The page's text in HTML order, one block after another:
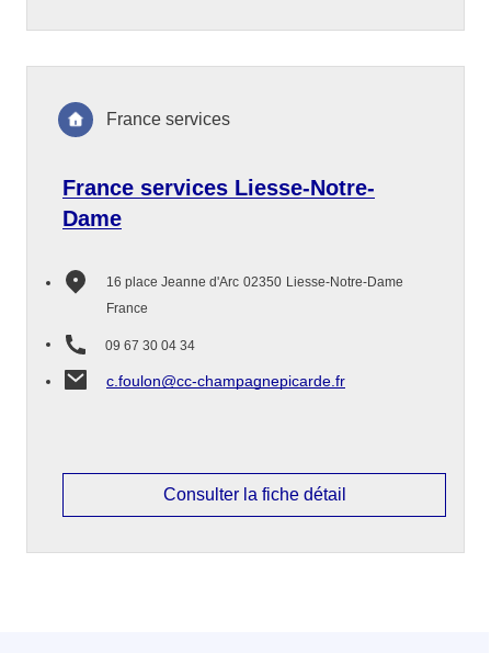
France services Liesse-Notre-
Dame
16 place Jeanne d'Arc 02350 Liesse-Notre-Dame
France
09 67 30 04 34
c.foulon@cc-champagnepicarde.fr
France services
Consulter la fiche détail